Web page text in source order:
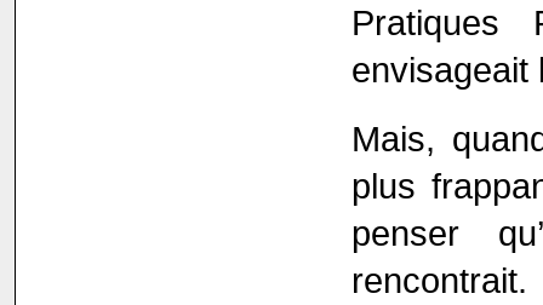
Pratiques
envisageait
Mais,
plus
penser